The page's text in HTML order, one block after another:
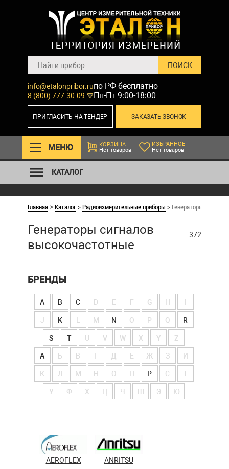
info@etalonpribor.ru
8 (800) 777-30-09
по РФ бесплатно
Пн-Пт 9:00-18:00
ЗАКАЗАТЬ ЗВОНОК
ПРИГЛАСИТЬ НА ТЕНДЕР
МЕНЮ
КОРЗИНА
Нет товаров
ИЗБРАННОЕ
Нет товаров
КАТАЛОГ
Главная >Каталог>Радиоизмерительные приборы > Генераторы
Генераторы сигналов
высокочастотные
372
БРЕНДЫ
A B C D E F G H
J K M N O P Q R
S T V W X Y Z
А Б В Г Д Е Ж З И
К Л М Н О П Р С Т
У Ф Х Ч Э Ю
AEROFLEX ANRITSU